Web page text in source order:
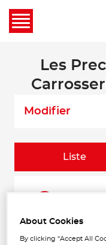
Les
Modifier
Liste
km
49410 ST
About Cookies
By clicking “Accept All